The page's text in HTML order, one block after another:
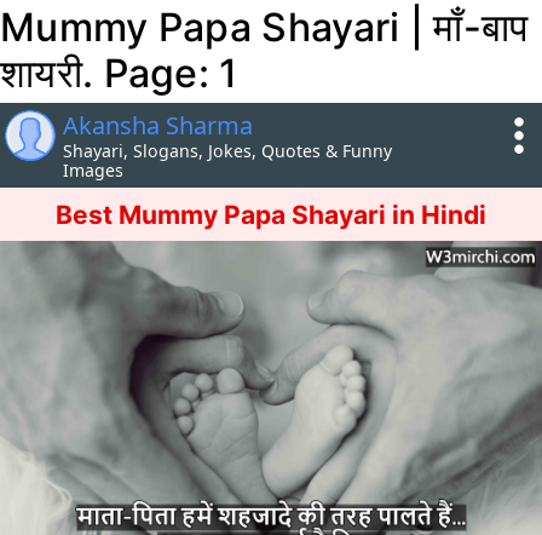
Mummy Papa Shayari | माँ-बाप
शायरी. Page: 1
Akansha Sharma
Shayari, Slogans, Jokes, Quotes & Funny
Images
Best Mummy Papa Shayari in Hindi